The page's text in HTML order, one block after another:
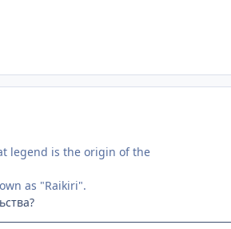
legend is the origin of the
as "Raikiri".